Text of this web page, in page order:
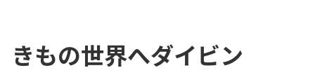
きもの世界へダイビン